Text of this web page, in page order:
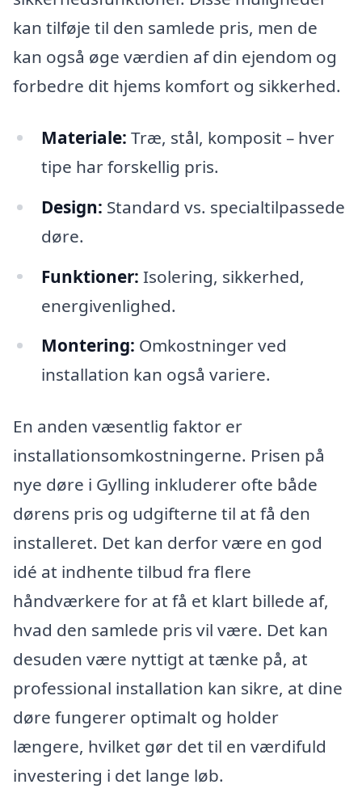
kan tilføje til den samlede pris, men de
kan også øge værdien af din ejendom og
forbedre dit hjems komfort og sikkerhed.
Materiale: Træ, stål, komposit – hver
tipe har forskellig pris.
Design: Standard vs. specialtilpassede
døre.
Funktioner: Isolering, sikkerhed,
energivenlighed.
Montering: Omkostninger ved
installation kan også variere.
En anden væsentlig faktor er
installationsomkostningerne. Prisen på
nye døre i Gylling inkluderer ofte både
dørens pris og udgifterne til at få den
installeret. Det kan derfor være en god
idé at indhente tilbud fra flere
håndværkere for at få et klart billede af,
hvad den samlede pris vil være. Det kan
desuden være nyttigt at tænke på, at
professional installation kan sikre, at dine
døre fungerer optimalt og holder
længere, hvilket gør det til en værdifuld
investering i det lange løb.